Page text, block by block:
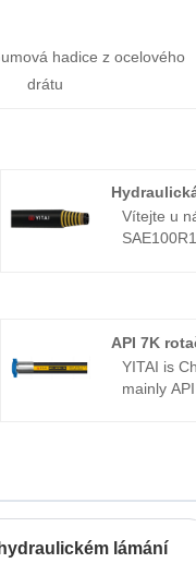
hadice z ocelového
drátu
Vítejte u
se, že se
API 7K
YITAI is
mainly
lámání